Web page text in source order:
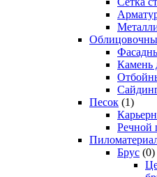
Камень
Песок (1)
Речной
Брус (0)